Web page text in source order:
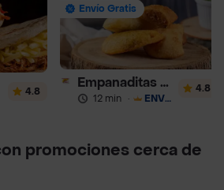
4.8
Envío Gratis
Empanaditas de Pipian - Empanadas
12 min · ENVÍO GRATIS
4.8
promociones cerca de